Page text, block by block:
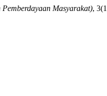
Masyarakat),